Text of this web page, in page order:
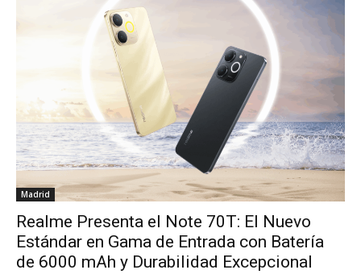
Madrid
Realme Presenta el Note 70T: El Nuevo
Estándar en Gama de Entrada con Batería
de 6000 mAh y Durabilidad Excepcional